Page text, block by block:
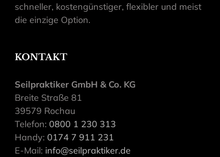
schneller, kostengünstiger, flexibler und meist
die einzige Option.
KONTAKT
Seilpraktiker GmbH & Co. KG
Breite Straße 81
39579 Rochau
Telefon: 0800 1 230 313
Handy: 0174 7 911 231
E-Mail: info@seilpraktiker.de